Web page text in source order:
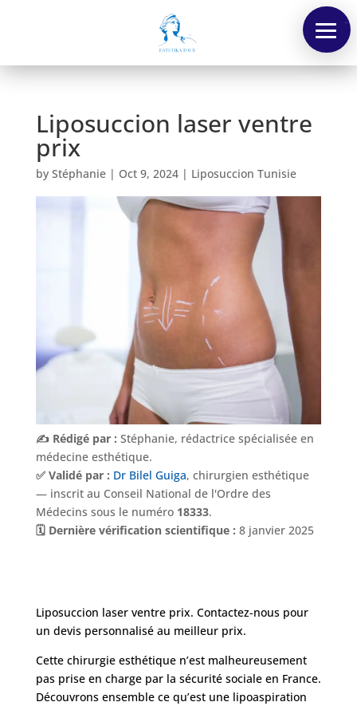
Tarifs
Nos
chirurgies
Liposuccion laser ventre
prix
by Stéphanie| Oct 9, 2024| Liposuccion Tunisie
✍️ Rédigé par : Stéphanie, rédactrice spécialisée en
médecine esthétique.
✅ Validé par : Dr Bilel Guiga, chirurgien esthétique
— inscrit au Conseil National de l'Ordre des
Médecins sous le numéro 18333.
🗓️ Dernière vérification scientifique : 8 janvier 2025
Liposuccion laser ventre prix. Contactez-nous pour
un devis personnalisé au meilleur prix.
Cette chirurgie esthétique n’est malheureusement
pas prise en charge par la sécurité sociale en France.
Découvrons ensemble ce qu’est une lipoaspiration